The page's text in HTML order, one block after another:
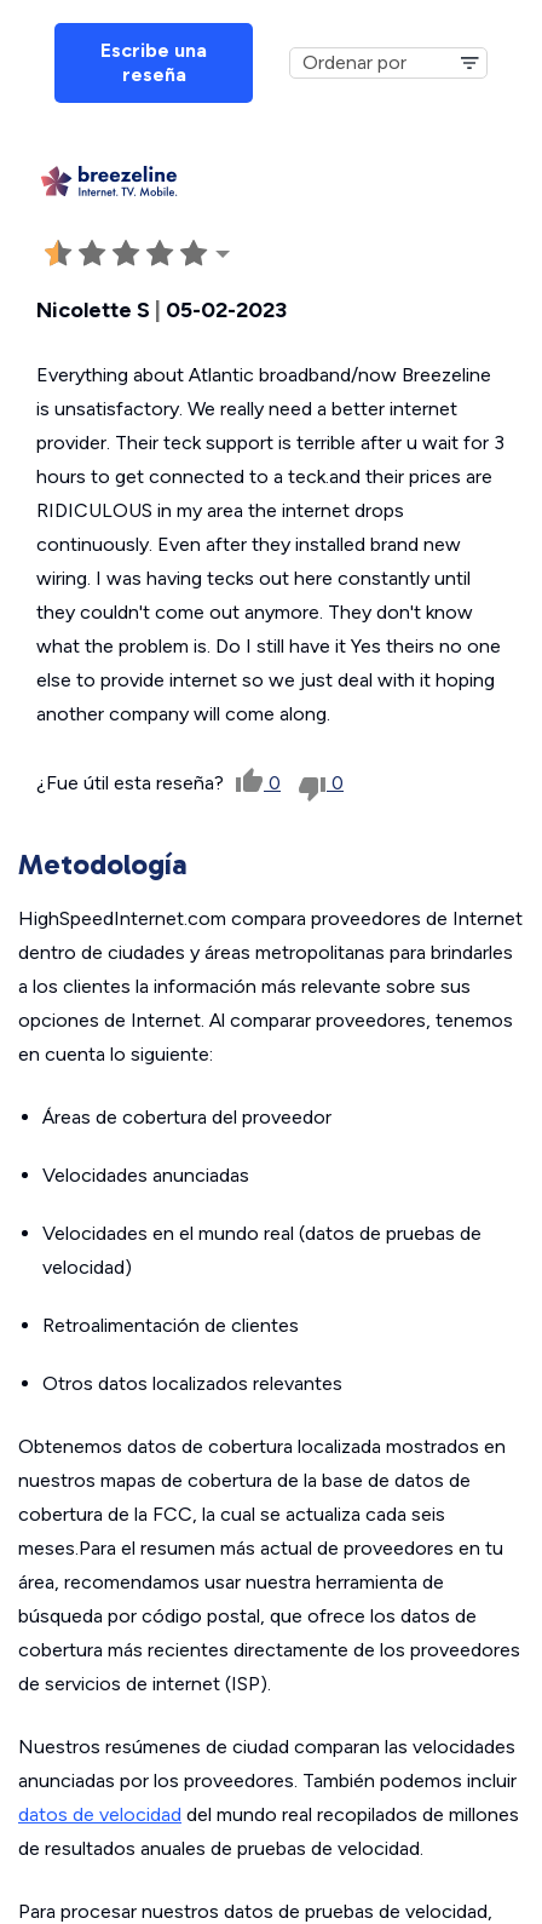
Escribe una
reseña
Nicolette S 05-02-2023
Everything about Atlantic broadband/now Breezeline
is unsatisfactory. We really need a better internet
provider. Their teck support is terrible after u wait for 3
hours to get connected to a teck.and their prices are
RIDICULOUS in my area the internet drops
continuously. Even after they installed brand new
wiring. I was having tecks out here constantly until
they couldn't come out anymore. They don't know
what the problem is. Do I still have it Yes theirs no one
else to provide internet so we just deal with it hoping
another company will come along.
¿Fue útil esta reseña? 0 0
Metodología
HighSpeedInternet.com compara proveedores de Internet
dentro de ciudades y áreas metropolitanas para brindarles
a los clientes la información más relevante sobre sus
opciones de Internet. Al comparar proveedores, tenemos
en cuenta lo siguiente:
Áreas de cobertura del proveedor
Velocidades anunciadas
Velocidades en el mundo real (datos de pruebas de
velocidad)
Retroalimentación de clientes
Otros datos localizados relevantes
Obtenemos datos de cobertura localizada mostrados en
nuestros mapas de cobertura de la base de datos de
cobertura de la FCC, la cual se actualiza cada seis
meses.Para el resumen más actual de proveedores en tu
área, recomendamos usar nuestra herramienta de
búsqueda por código postal, que ofrece los datos de
cobertura más recientes directamente de los proveedores
de servicios de internet (ISP).
Nuestros resúmenes de ciudad comparan las velocidades
anunciadas por los proveedores. También podemos incluir
datos de velocidad del mundo real recopilados de millones
de resultados anuales de pruebas de velocidad.
Para procesar nuestros datos de pruebas de velocidad,